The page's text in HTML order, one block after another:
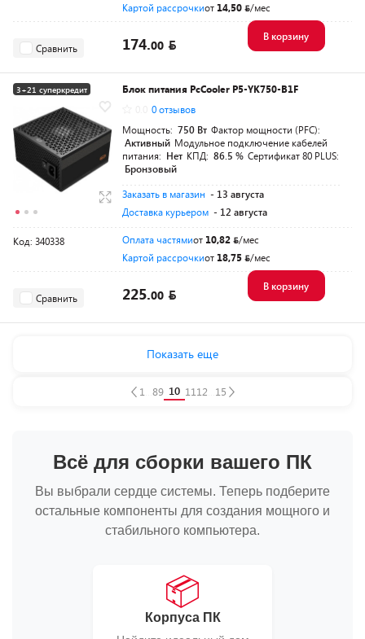
Картой рассрочкиот 14,50 /мес
Сравнить 174.00
В корзину
3+21 суперкредит
Разумная цена
Блок питания PcCooler P5-YK750-B1F
0 отзывов
Мощность: 750 Вт Фактор мощности (PFC):
Активный Модульное подключение кабелей
питания: Нет КПД: 86.5 % Сертификат 80 PLUS:
Бронзовый
Заказать в магазин - 13 августа
Доставка курьером - 12 августа
Код: 340338 Оплата частямиот 10,82
/мес
Картой рассрочкиот 18,75 /мес
Сравнить 225.00
В корзину
Показать еще
1... 89 10 1112 15
Всё для сборки вашего ПК
Вы выбрали сердце системы. Теперь подберите
остальные компоненты для создания мощного и
стабильного компьютера.
📦
Корпуса ПК